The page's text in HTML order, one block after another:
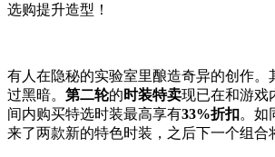
选购提升造型！
有人在隐秘的实验室里酿造奇异的创作。
过黑暗。 第二轮的 时装特卖现已在和游戏
间内购买特选时装最高享有33%折扣。如
来了两款新的特色时装，之后下一个组合